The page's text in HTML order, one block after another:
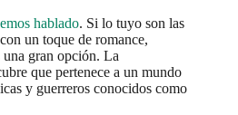
hablado. Si lo tuyo son las
con un toque de romance,
una gran opción. La
que pertenece a un mundo
y guerreros conocidos como